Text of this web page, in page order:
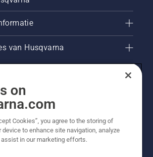
van Husqvarna
(publ). Alle rechten voorbehouden. De
on
Cookies”, you agree to the storing of
device to enhance site navigation, analyze
assist in our marketing efforts.